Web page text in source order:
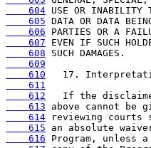
    604
    605
    606
    607
    608
    609
    610
    611
    612
    613
    614
    615
    616